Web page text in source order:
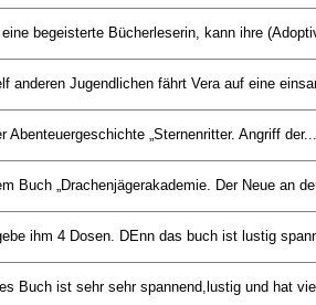
begeisterte Bücherleserin, kann ihre
anderen Jugendlichen fährt Vera auf eine
Abenteuergeschichte „Sternenritter. Angriff der...
Buch „Drachenjägerakademie. Der Neue an
ihm 4 Dosen. DEnn das buch ist lustig
Buch ist sehr sehr spannend,lustig und hat